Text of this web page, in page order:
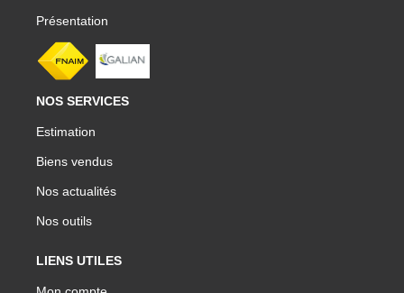
Présentation
NOS SERVICES
Estimation
Biens vendus
Nos actualités
Nos outils
LIENS UTILES